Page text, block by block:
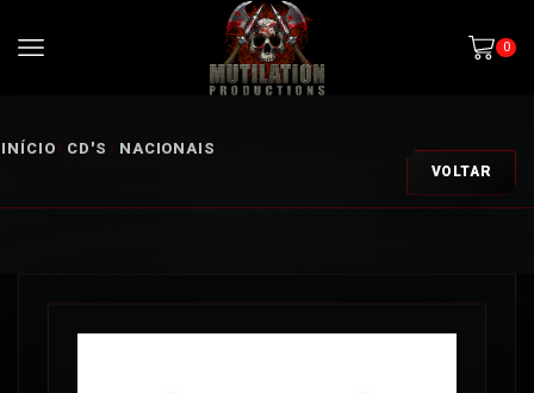
0
INÍCIO CD'S NACIONAIS
VOLTAR